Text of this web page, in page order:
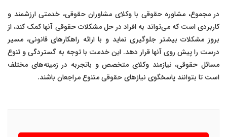
در مجموع، مشاوره حقوقی با وکلای مشاوران حقوقی، خدمتی ارزشمند و
کاربردی است که می‌تواند به افراد در حل مشکلات حقوقی آنها کمک کند، از
بروز مشکلات بیشتر جلوگیری نماید و با ارائه راهکارهای قانونی، مسیر
درست را پیش روی آنها قرار دهد. این خدمت با توجه به گستردگی و تنوع
مسائل حقوقی، نیازمند وکلای متخصص و باتجربه در زمینه‌های مختلف
است تا بتوانند پاسخگوی نیازهای حقوقی متنوع مراجعان باشند.